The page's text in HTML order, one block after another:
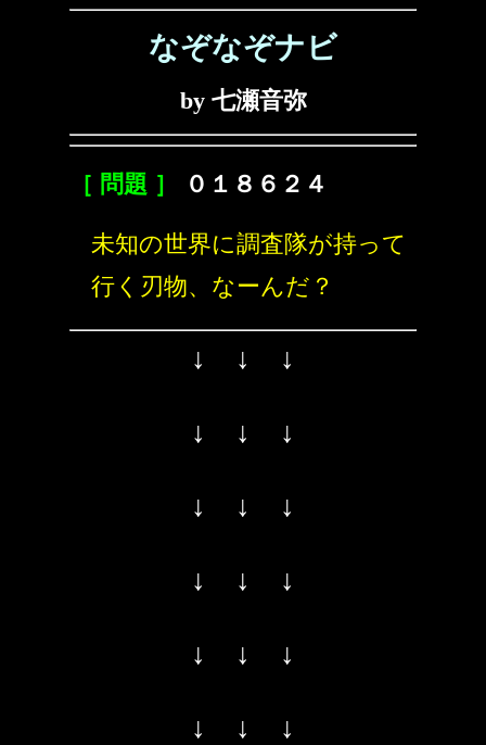
なぞなぞナビ
by 七瀬音弥
［ 問題 ］ ０１８６２４
未知の世界に調査隊が持って
行く刃物、なーんだ？
↓ ↓ ↓
↓ ↓ ↓
↓ ↓ ↓
↓ ↓ ↓
↓ ↓ ↓
↓ ↓ ↓